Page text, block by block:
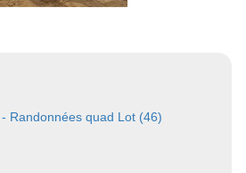
Randonnées quad Lot (46)